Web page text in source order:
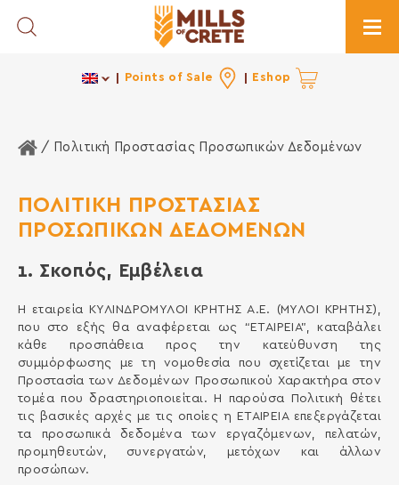
Toggle Search
Points of Sale Eshop
Home
/ Πολιτική Προστασίας Προσωπικών Δεδομένων
ΠΟΛΙΤΙΚΗ ΠΡΟΣΤΑΣΙΑΣ
ΠΡΟΣΩΠΙΚΩΝ ΔΕΔΟΜΕΝΩΝ
1. Σκοπός, Εμβέλεια
Η εταιρεία ΚΥΛΙΝΔΡΟΜΥΛΟΙ ΚΡΗΤΗΣ Α.Ε. (ΜΥΛΟΙ ΚΡΗΤΗΣ),
που στο εξής θα αναφέρεται ως “ΕΤΑΙΡΕΙΑ”, καταβάλει
κάθε προσπάθεια προς την κατεύθυνση της
συμμόρφωσης με τη νομοθεσία που σχετίζεται με την
Προστασία των Δεδομένων Προσωπικού Χαρακτήρα στον
τομέα που δραστηριοποιείται. Η παρούσα Πολιτική θέτει
τις βασικές αρχές με τις οποίες η ΕΤΑΙΡΕΙΑ επεξεργάζεται
τα προσωπικά δεδομένα των εργαζόμενων, πελατών,
προμηθευτών, συνεργατών, μετόχων και άλλων
προσώπων.